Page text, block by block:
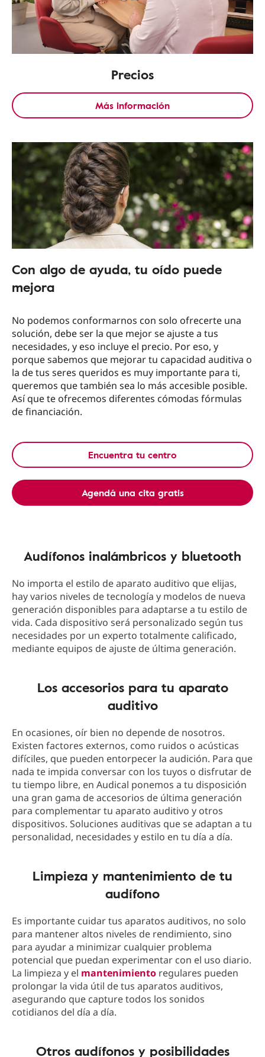
Precios
Más información
Con algo de ayuda, tu oído puede
mejora
No podemos conformarnos con solo ofrecerte una
solución, debe ser la que mejor se ajuste a tus
necesidades, y eso incluye el precio. Por eso, y
porque sabemos que mejorar tu capacidad auditiva o
la de tus seres queridos es muy importante para ti,
queremos que también sea lo más accesible posible.
Así que te ofrecemos diferentes cómodas fórmulas
de financiación.
Encuentra tu centro
Agendá una cita gratis
Audífonos inalámbricos y bluetooth
No importa el estilo de aparato auditivo que elijas,
hay varios niveles de tecnología y modelos de nueva
generación disponibles para adaptarse a tu estilo de
vida. Cada dispositivo será personalizado según tus
necesidades por un experto totalmente calificado,
mediante equipos de ajuste de última generación.
Los accesorios para tu aparato
auditivo
En ocasiones, oír bien no depende de nosotros.
Existen factores externos, como ruidos o acústicas
difíciles, que pueden entorpecer la audición. Para que
nada te impida conversar con los tuyos o disfrutar de
tu tiempo libre, en Audical ponemos a tu disposición
una gran gama de accesorios de última generación
para complementar tu aparato auditivo y otros
dispositivos. Soluciones auditivas que se adaptan a tu
personalidad, necesidades y estilo en tu día a día.
Limpieza y mantenimiento de tu
audífono
Es importante cuidar tus aparatos auditivos, no solo
para mantener altos niveles de rendimiento, sino
para ayudar a minimizar cualquier problema
potencial que puedan experimentar con el uso diario.
La limpieza y el mantenimiento regulares pueden
prolongar la vida útil de tus aparatos auditivos,
asegurando que capture todos los sonidos
cotidianos del día a día.
Otros audífonos y posibilidades